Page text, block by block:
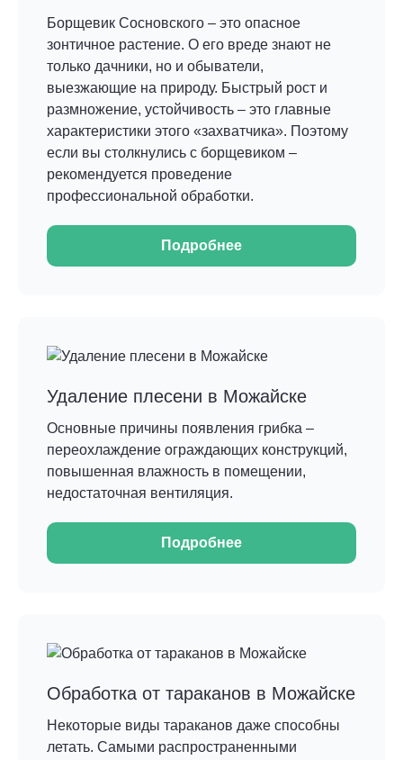
Борщевик Сосновского – это опасное
зонтичное растение. О его вреде знают не
только дачники, но и обыватели,
выезжающие на природу. Быстрый рост и
размножение, устойчивость – это главные
характеристики этого «захватчика». Поэтому
если вы столкнулись с борщевиком –
рекомендуется проведение
профессиональной обработки.
Подробнее
Удаление плесени в Можайске
Основные причины появления грибка –
переохлаждение ограждающих конструкций,
повышенная влажность в помещении,
недостаточная вентиляция.
Подробнее
Обработка от тараканов в Можайске
Некоторые виды тараканов даже способны
летать. Самыми распространенными